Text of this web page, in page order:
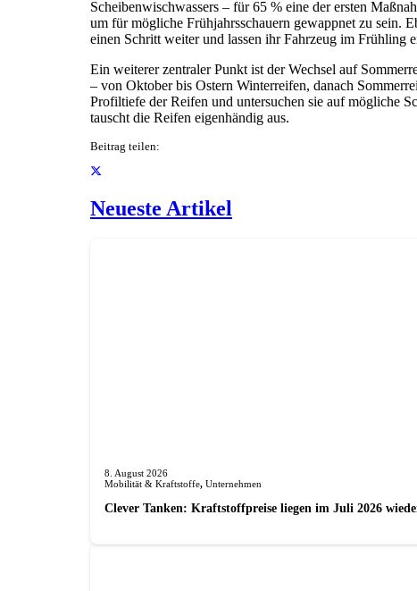
Scheibenwischwassers – für 65 % eine der ersten
um für mögliche Frühjahrsschauern gewappnet zu sein.
einen Schritt weiter und lassen ihr Fahrzeug im Frühling
Ein weiterer zentraler Punkt ist der Wechsel auf
– von Oktober bis Ostern Winterreifen, danach
Profiltiefe der Reifen und untersuchen sie auf mögliche
tauscht die Reifen eigenhändig aus.
Beitrag teilen:
Neueste Artikel
8. August 2026
Mobilität & Kraftstoffe, Unternehmen
Clever Tanken: Kraftstoffpreise liegen im Juli 2026